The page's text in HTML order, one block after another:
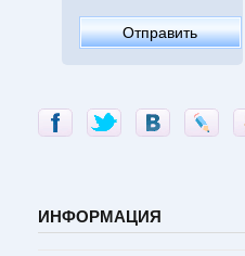
ИНФОРМАЦИЯ